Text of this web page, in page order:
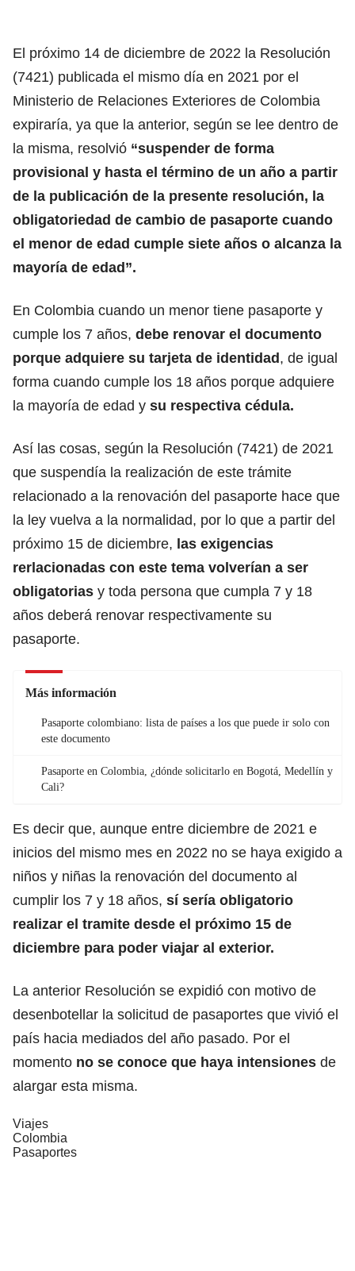
El próximo 14 de diciembre de 2022 la Resolución
(7421) publicada el mismo día en 2021 por el
Ministerio de Relaciones Exteriores de Colombia
expiraría, ya que la anterior, según se lee dentro de
la misma, resolvió “suspender de forma
provisional y hasta el término de un año a partir
de la publicación de la presente resolución, la
obligatoriedad de cambio de pasaporte cuando
el menor de edad cumple siete años o alcanza la
mayoría de edad”.
En Colombia cuando un menor tiene pasaporte y
cumple los 7 años, debe renovar el documento
porque adquiere su tarjeta de identidad, de igual
forma cuando cumple los 18 años porque adquiere
la mayoría de edad y su respectiva cédula.
Así las cosas, según la Resolución (7421) de 2021
que suspendía la realización de este trámite
relacionado a la renovación del pasaporte hace que
la ley vuelva a la normalidad, por lo que a partir del
próximo 15 de diciembre, las exigencias
rerlacionadas con este tema volverían a ser
obligatorias y toda persona que cumpla 7 y 18
años deberá renovar respectivamente su
pasaporte.
Más información
Pasaporte colombiano: lista de países a los que puede ir solo con
este documento
Pasaporte en Colombia, ¿dónde solicitarlo en Bogotá, Medellín y
Cali?
Es decir que, aunque entre diciembre de 2021 e
inicios del mismo mes en 2022 no se haya exigido a
niños y niñas la renovación del documento al
cumplir los 7 y 18 años, sí sería obligatorio
realizar el tramite desde el próximo 15 de
diciembre para poder viajar al exterior.
La anterior Resolución se expidió con motivo de
desenbotellar la solicitud de pasaportes que vivió el
país hacia mediados del año pasado. Por el
momento no se conoce que haya intensiones de
alargar esta misma.
Viajes
Colombia
Pasaportes